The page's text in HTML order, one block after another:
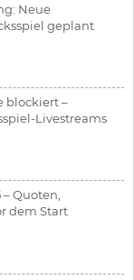
Neue
geplant
blockiert –
Livestreams
– Quoten,
dem Start